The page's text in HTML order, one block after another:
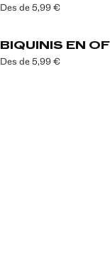
Des de 5,99 €
BIQUINIS EN
Des de 5,99 €